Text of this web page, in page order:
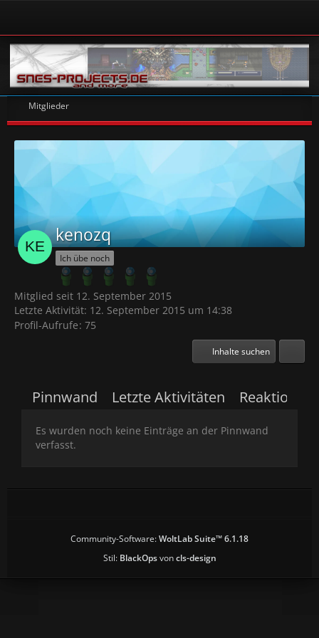
Mitglieder
kenozq
Ich übe noch
Mitglied seit 12. September 2015
Letzte Aktivität: 12. September 2015 um 14:38
Profil-Aufrufe 75
Inhalte suchen
Pinnwand Letzte Aktivitäten Reaktionen
Es wurden noch keine Einträge an der Pinnwand
verfasst.
Community-Software:WoltLab Suite™ 6.1.18
Stil: BlackOpsvoncls-design